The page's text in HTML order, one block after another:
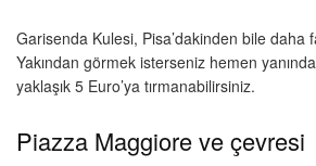
Garisenda Kulesi, Pisa’dakinden bile daha
Yakından görmek isterseniz hemen
yaklaşık 5 Euro’ya tırmanabilirsiniz.
Piazza Maggiore ve çevresi